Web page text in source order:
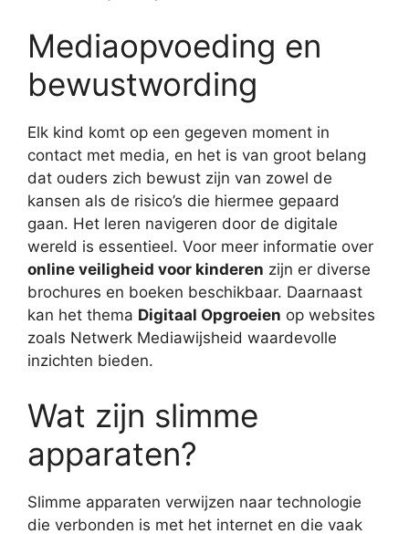
Mediaopvoeding en
bewustwording
Elk kind komt op een gegeven moment in
contact met media, en het is van groot belang
dat ouders zich bewust zijn van zowel de
kansen als de risico’s die hiermee gepaard
gaan. Het leren navigeren door de digitale
wereld is essentieel. Voor meer informatie over
online veiligheid voor kinderen zijn er diverse
brochures en boeken beschikbaar. Daarnaast
kan het thema Digitaal Opgroeien op websites
zoals Netwerk Mediawijsheid waardevolle
inzichten bieden.
Wat zijn slimme
apparaten?
Slimme apparaten verwijzen naar technologie
die verbonden is met het internet en die vaak